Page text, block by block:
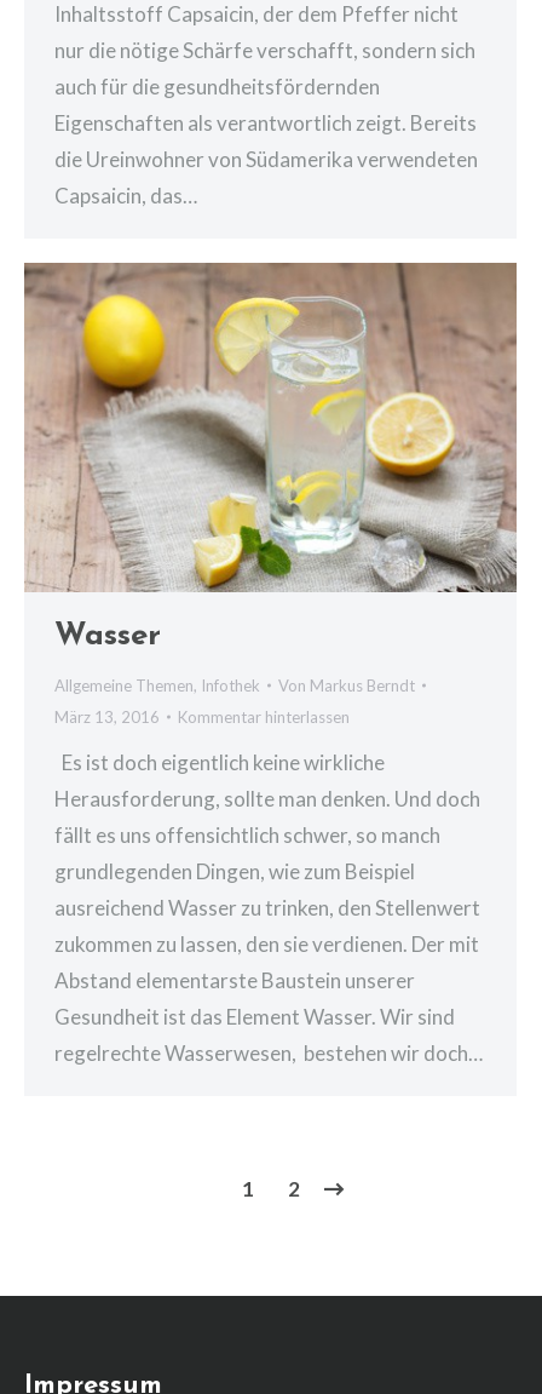
Inhaltsstoff Capsaicin, der dem Pfeffer nicht
nur die nötige Schärfe verschafft, sondern sich
auch für die gesundheitsfördernden
Eigenschaften als verantwortlich zeigt. Bereits
die Ureinwohner von Südamerika verwendeten
Capsaicin, das…
Wasser
Allgemeine Themen, Infothek Von Markus Berndt
März 13, 2016
Kommentar hinterlassen
Es ist doch eigentlich keine wirkliche
Herausforderung, sollte man denken. Und doch
fällt es uns offensichtlich schwer, so manch
grundlegenden Dingen, wie zum Beispiel
ausreichend Wasser zu trinken, den Stellenwert
zukommen zu lassen, den sie verdienen. Der mit
Abstand elementarste Baustein unserer
Gesundheit ist das Element Wasser. Wir sind
regelrechte Wasserwesen, bestehen wir doch…
1 2
Impressum